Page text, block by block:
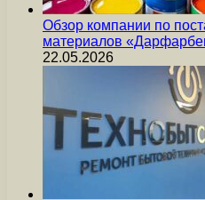
Обзор компании по
материалов
22.05.2026